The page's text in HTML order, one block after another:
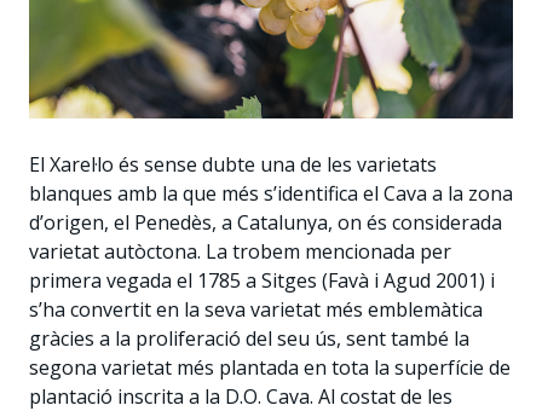
El Xarel·lo és sense dubte una de les varietats
blanques amb la que més s’identifica el Cava a la zona
d’origen, el Penedès, a Catalunya, on és considerada
varietat autòctona. La trobem mencionada per
primera vegada el 1785 a Sitges (Favà i Agud 2001) i
s’ha convertit en la seva varietat més emblemàtica
gràcies a la proliferació del seu ús, sent també la
segona varietat més plantada en tota la superfície de
plantació inscrita a la D.O. Cava. Al costat de les